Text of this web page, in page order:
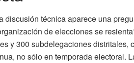
discusión técnica aparece una
de elecciones se
y 300 subdelegaciones distritales,
no sólo en temporada electoral.